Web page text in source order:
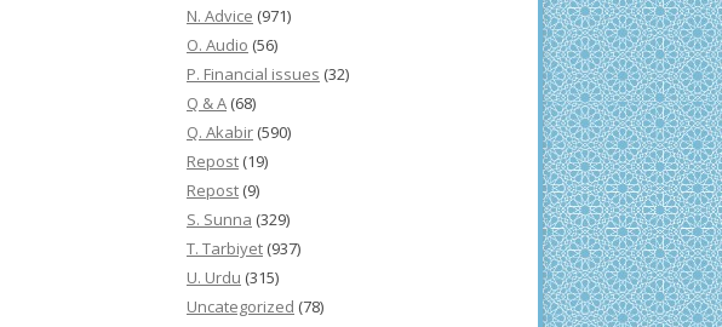
N. Advice (971)
O. Audio (56)
P. Financial issues (32)
Q & A (68)
Q. Akabir (590)
Repost (19)
Repost (9)
S. Sunna (329)
T. Tarbiyet (937)
U. Urdu (315)
Uncategorized (78)